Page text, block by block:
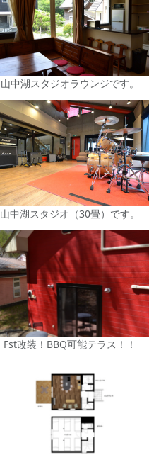
山中湖スタジオラウンジです。
山中湖スタジオ（30畳）です。
Fst改装！BBQ可能テラス！！